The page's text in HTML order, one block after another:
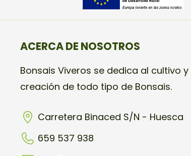
ACERCA DE NOSOTROS
Bonsais Viveros se dedica al cultivo y
creación de todo tipo de Bonsais.
Carretera Binaced S/N - Huesca
659 537 938